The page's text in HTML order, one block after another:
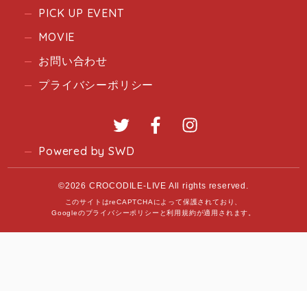
PICK UP EVENT
MOVIE
お問い合わせ
プライバシーポリシー
Twitter Facebook
Powered by SWD
©2026 CROCODILE-LIVE All rights reserved.
このサイトはreCAPTCHAによって保護されており、
Googleのプライバシーポリシー と利用規約が適用されます。